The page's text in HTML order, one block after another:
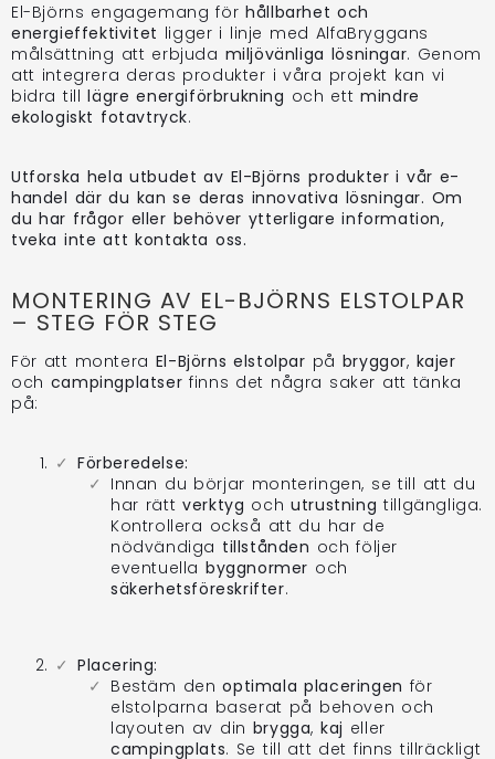
El-Björns engagemang förhållbarhet och
energieffektivitet ligger i linje med AlfaBryggans
målsättning att erbjuda miljövänliga lösningar. Genom
att integrera deras produkter i våra projekt kan vi
bidra tilllägre energiförbrukning och ettmindre
ekologiskt fotavtryck.
Utforska hela utbudet av El-Björns produkter i vår e-
handel där du kan se deras innovativa lösningar. Om
du har frågor eller behöver ytterligare information,
tveka inte att kontakta oss.
MONTERING AV EL-BJÖRNS ELSTOLPAR
– STEG FÖR STEG
För att montera El-Björns elstolpar på bryggor, kajer
och campingplatser finns det några saker att tänka
på:
Förberedelse:
Innan du börjar monteringen, se till att du
har rättverktyg ochutrustning tillgängliga.
Kontrollera också att du har de
nödvändiga tillstånden och följer
eventuella byggnormer och
säkerhetsföreskrifter.
Placering:
Bestäm denoptimala placeringen för
elstolparna baserat på behoven och
layouten av din brygga,kaj eller
campingplats. Se till att det finns tillräckligt